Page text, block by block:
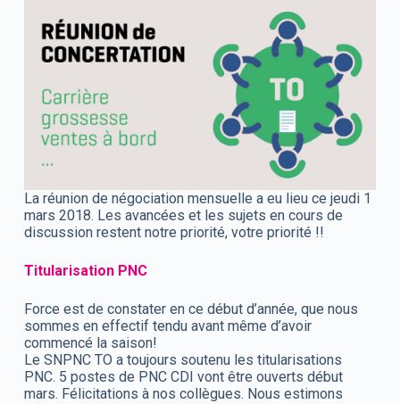
La réunion de négociation mensuelle a eu lieu ce jeudi 1
mars 2018. Les avancées et les sujets en cours de
discussion restent notre priorité, votre priorité !!
Titularisation PNC
Force est de constater en ce début d’année, que nous
sommes en effectif tendu avant même d’avoir
commencé la saison!
Le SNPNC TO a toujours soutenu les titularisations
PNC. 5 postes de PNC CDI vont être ouverts début
mars. Félicitations à nos collègues. Nous estimons